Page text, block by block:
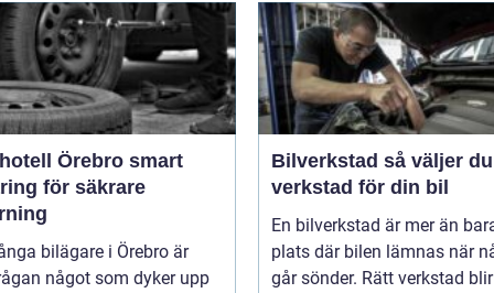
Örebro smart
för säkrare
bilägare i Örebro är
något som dyker upp
Bilverkstad så väljer du rätt
verkstad för din bil
En bilverkstad är mer än
plats där bilen lämnas när
går sönder. Rätt verkstad